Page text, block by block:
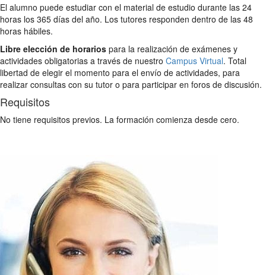
El alumno puede estudiar con el material de estudio durante las 24
horas los 365 días del año. Los tutores responden dentro de las 48
horas hábiles.
Libre elección de horarios para la realización de exámenes y
actividades obligatorias a través de nuestro Campus Virtual. Total
libertad de elegir el momento para el envío de actividades, para
realizar consultas con su tutor o para participar en foros de discusión.
Requisitos
No tiene requisitos previos. La formación comienza desde cero.